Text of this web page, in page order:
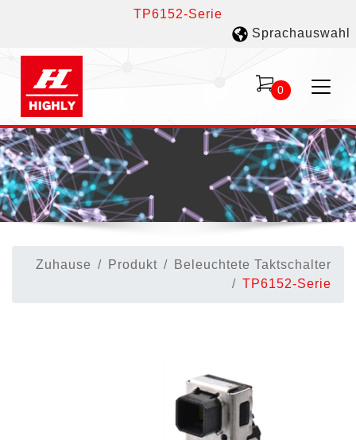
TP6152-Serie
Sprachauswahl
0
Zuhause Produkt
Beleuchtete Taktschalter
TP6152-Serie